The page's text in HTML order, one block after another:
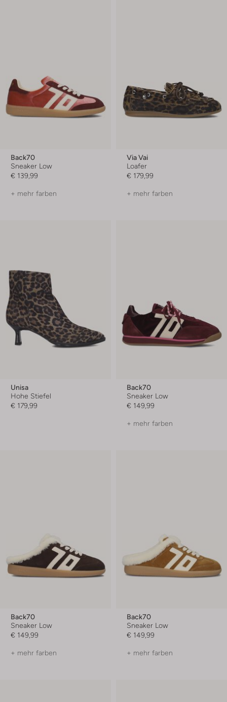
Back70
Sneaker Low
€ 139,99
+ mehr farben
Via Vai
Loafer
€ 179,99
+ mehr farben
Unisa
Hohe Stiefel
€ 179,99
Back70
Sneaker Low
€ 149,99
+ mehr farben
Back70
Sneaker Low
€ 149,99
+ mehr farben
Back70
Sneaker Low
€ 149,99
+ mehr farben